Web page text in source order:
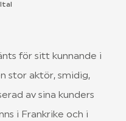
för sitt kunnande i
stor aktör, smidig,
av sina kunders
i Frankrike och i